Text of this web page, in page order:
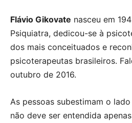
Flávio Gikovate nasceu em
Psiquiatra, dedicou-se à
dos mais conceituados e
psicoterapeutas brasileiros.
outubro de 2016.
As pessoas subestimam o
não deve ser entendida